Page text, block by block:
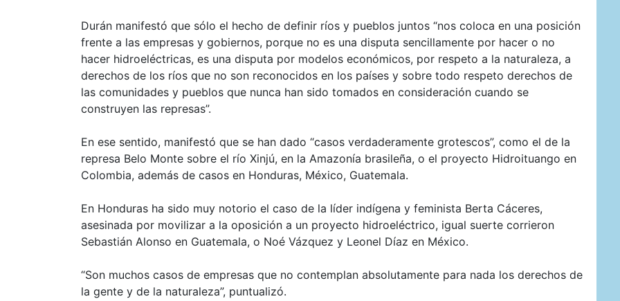
Durán manifestó que sólo el hecho de definir ríos y pueblos juntos “nos coloca en una posición
frente a las empresas y gobiernos, porque no es una disputa sencillamente por hacer o no
hacer hidroeléctricas, es una disputa por modelos económicos, por respeto a la naturaleza, a
derechos de los ríos que no son reconocidos en los países y sobre todo respeto derechos de
las comunidades y pueblos que nunca han sido tomados en consideración cuando se
construyen las represas”.
En ese sentido, manifestó que se han dado “casos verdaderamente grotescos”, como el de la
represa Belo Monte sobre el río Xinjú, en la Amazonía brasileña, o el proyecto Hidroituango en
Colombia, además de casos en Honduras, México, Guatemala.
En Honduras ha sido muy notorio el caso de la líder indígena y feminista Berta Cáceres,
asesinada por movilizar a la oposición a un proyecto hidroeléctrico, igual suerte corrieron
Sebastián Alonso en Guatemala, o Noé Vázquez y Leonel Díaz en México.
“Son muchos casos de empresas que no contemplan absolutamente para nada los derechos de
la gente y de la naturaleza”, puntualizó.